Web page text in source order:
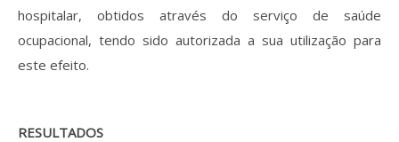
hospitalar, obtidos através do serviço de saúde
ocupacional, tendo sido autorizada a sua utilização para
este efeito.
RESULTADOS